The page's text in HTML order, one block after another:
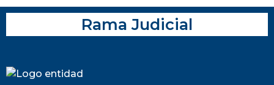
Rama Judicial